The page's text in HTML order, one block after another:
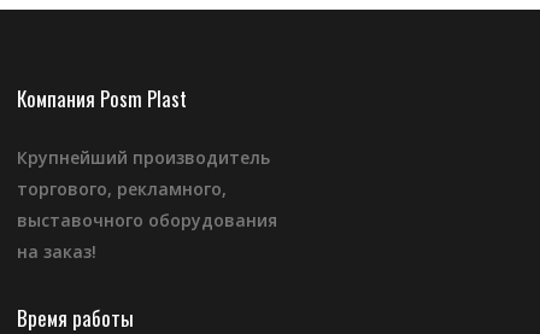
Компания Posm Plast
Крупнейший производитель
торгового, рекламного,
выставочного оборудования
на заказ!
Время работы